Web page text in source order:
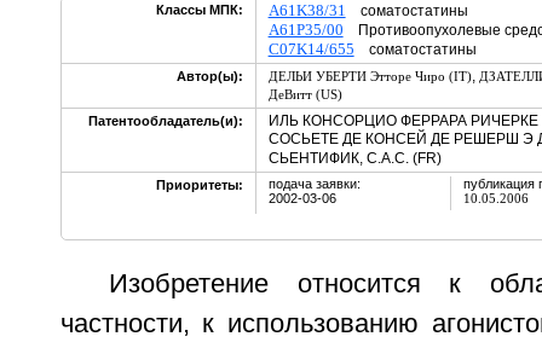
Классы МПК: A61K38/31 соматостатины
A61P35/00 Противоопухолевые
C07K14/655 соматостатины
Автор(ы): ДЕЛЬИ УБЕРТИ Этторе Чиро (IT),
ДеВитт (US)
Патентообладатель(и):
ИЛЬ КОНСОРЦИО ФЕРРАРА РИЧЕРКЕ
СОСЬЕТЕ ДЕ КОНСЕЙ ДЕ РЕШЕРШ Э
СЬЕНТИФИК, С.А.С. (FR)
Приоритеты:
подача заявки:
2002-03-06
публикация
10.05.2006
Изобретение относится к
частности, к использованию